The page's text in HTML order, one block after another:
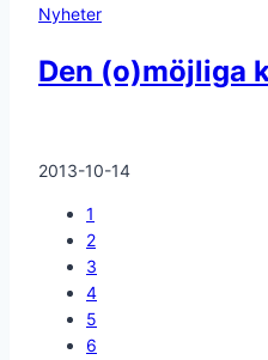
Nyheter
Den (o)möjliga
2013-10-14
1
2
3
4
5
6